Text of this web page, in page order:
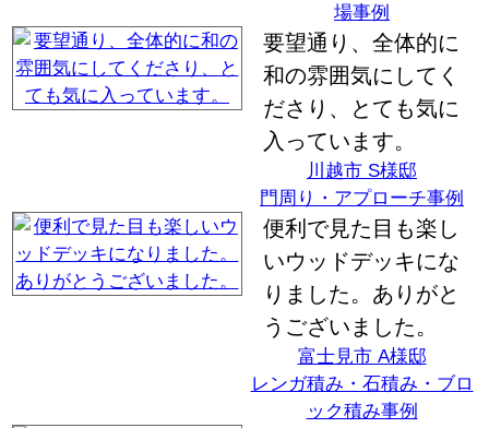
場事例
要望通り、全体的に
和の雰囲気にしてく
ださり、とても気に
入っています。
川越市 S様邸
門周り・アプローチ事例
便利で見た目も楽し
いウッドデッキにな
りました。ありがと
うございました。
富士見市 A様邸
レンガ積み・石積み・ブロ
ック積み事例